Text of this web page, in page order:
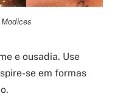
e ousadia. Use
se em formas